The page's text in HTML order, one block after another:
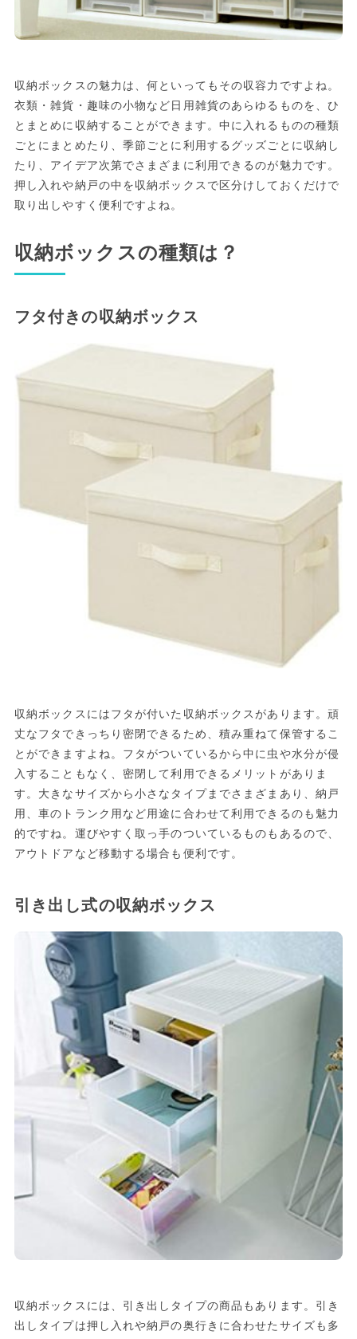
収納ボックスの魅力は、何といってもその収容力ですよね。
衣類・雑貨・趣味の小物など日用雑貨のあらゆるものを、ひ
とまとめに収納することができます。中に入れるものの種類
ごとにまとめたり、季節ごとに利用するグッズごとに収納し
たり、アイデア次第でさまざまに利用できるのが魅力です。
押し入れや納戸の中を収納ボックスで区分けしておくだけで
取り出しやすく便利ですよね。
収納ボックスの種類は？
フタ付きの収納ボックス
収納ボックスにはフタが付いた収納ボックスがあります。頑
丈なフタできっちり密閉できるため、積み重ねて保管するこ
とができますよね。フタがついているから中に虫や水分が侵
入することもなく、密閉して利用できるメリットがありま
す。大きなサイズから小さなタイプまでさまざまあり、納戸
用、車のトランク用など用途に合わせて利用できるのも魅力
的ですね。運びやすく取っ手のついているものもあるので、
アウトドアなど移動する場合も便利です。
引き出し式の収納ボックス
収納ボックスには、引き出しタイプの商品もあります。引き
出しタイプは押し入れや納戸の奥行きに合わせたサイズも多